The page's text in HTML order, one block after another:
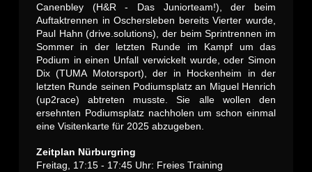
Canenbley (H&R - Das Juniorteam!), der beim
Auftaktrennen in Oschersleben bereits Vierter wurde,
Paul Hahn (drive.solutions), der beim Sprintrennen im
Sommer in der letzten Runde im Kampf um das
Podium in einen Unfall verwickelt wurde, oder Simon
Dix (TUMA Motorsport), der in Hockenheim in der
letzten Runde seinen Podiumsplatz an Miguel Henrich
(up2race) abtreten musste. Sie alle wollen den
ersehnten Podiumsplatz nachholen um schon einmal
eine Visitenkarte für 2025 abzugeben.
Zeitplan Nürburgring
Freitag, 17:15 - 17:45 Uhr: Freies Training